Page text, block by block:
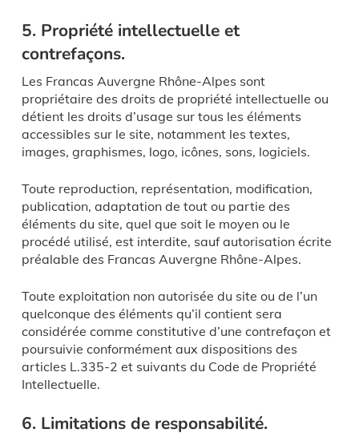
5. Propriété intellectuelle et
contrefaçons.
Les Francas Auvergne Rhône-Alpes sont
propriétaire des droits de propriété intellectuelle ou
détient les droits d’usage sur tous les éléments
accessibles sur le site, notamment les textes,
images, graphismes, logo, icônes, sons, logiciels.
Toute reproduction, représentation, modification,
publication, adaptation de tout ou partie des
éléments du site, quel que soit le moyen ou le
procédé utilisé, est interdite, sauf autorisation écrite
préalable des Francas Auvergne Rhône-Alpes.
Toute exploitation non autorisée du site ou de l’un
quelconque des éléments qu’il contient sera
considérée comme constitutive d’une contrefaçon et
poursuivie conformément aux dispositions des
articles L.335-2 et suivants du Code de Propriété
Intellectuelle.
6. Limitations de responsabilité.